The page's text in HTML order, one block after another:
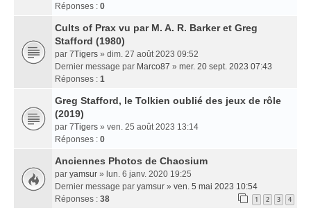
Réponses : 0
Cults of Prax vu par M. A. R. Barker et Greg
Stafford (1980)
par 7Tigers » dim. 27 août 2023 09:52
Dernier message par Marco87 » mer. 20 sept. 2023 07:43
Réponses : 1
Greg Stafford, le Tolkien oublié des jeux de rôle
(2019)
par 7Tigers » ven. 25 août 2023 13:14
Réponses : 0
Anciennes Photos de Chaosium
par yamsur » lun. 6 janv. 2020 19:25
Dernier message par yamsur » ven. 5 mai 2023 10:54
Réponses : 38 1 2 3 4